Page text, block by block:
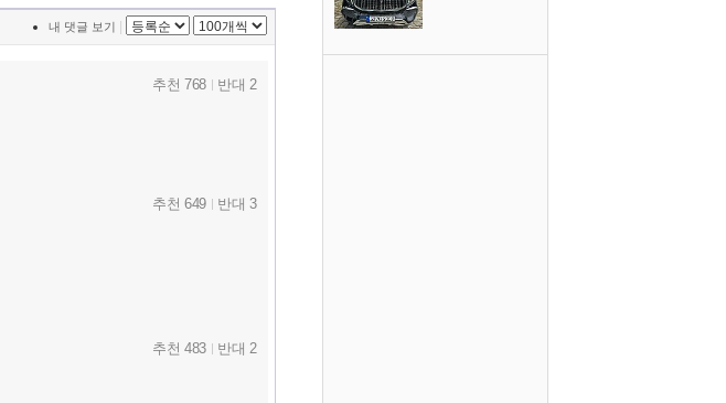
내 댓글 보기 |
추천 768 반대 2
추천 649 반대 3
추천 483 반대 2